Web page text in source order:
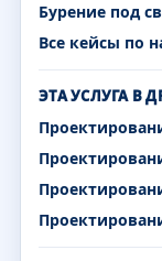
Бурение под
Все кейсы по
ЭТА УСЛУГА В